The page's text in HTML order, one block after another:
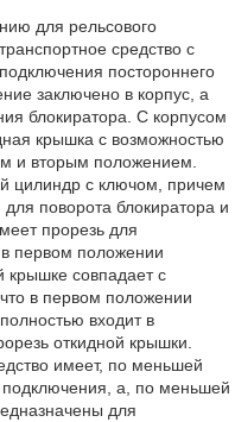
для рельсового
средство с
постороннего
заключено в корпус, а
блокиратора. С корпусом
крышка с возможностью
и вторым положением.
цилиндр с ключом, причем
поворота блокиратора и
прорезь для
первом положении
крышке совпадает с
в первом положении
входит в
откидной крышки.
имеет, по меньшей
а, по меньшей
для